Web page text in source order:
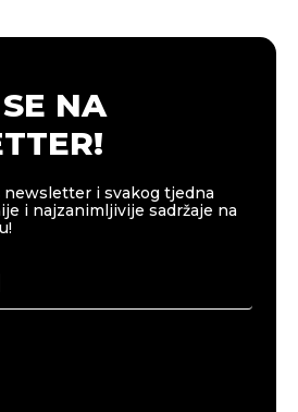
NA
newsletter i svakog tjedna
i najzanimljivije sadržaje na